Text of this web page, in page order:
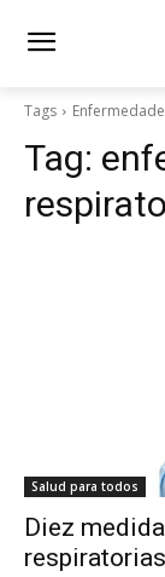
Tags
Tag:
Salud para todos
Diez
respiratorias